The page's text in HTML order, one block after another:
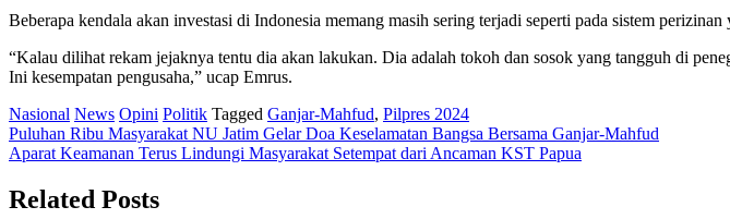
Beberapa kendala akan investasi di Indonesia memang masih sering terjadi seperti pada sistem
“Kalau dilihat rekam jejaknya tentu dia akan lakukan. Dia adalah tokoh dan sosok yang tangguh di
Ini kesempatan pengusaha,” ucap Emrus.
Nasional News Opini Politik Tagged Ganjar-Mahfud, Pilpres 2024
Post
navigation
Puluhan Ribu Masyarakat NU Jatim Gelar Doa Keselamatan Bangsa Bersama Ganjar-Mahfud
Aparat Keamanan Terus Lindungi Masyarakat Setempat dari Ancaman KST Papua
Related Posts